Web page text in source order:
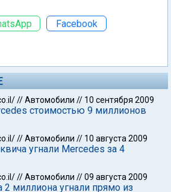
Facebook
//Автомобили // 10 сентября 2009
стоимостью 9 миллионов
//Автомобили // 10 августа 2009
угнали Mercedes за 4
//Автомобили //09 августа 2009
2 миллиона угнали прямо из